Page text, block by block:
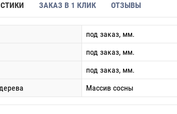
ЗАКАЗ В 1 КЛИК ОТЗЫВЫ
под заказ, мм.
под заказ, мм.
под заказ, мм.
Массив сосны